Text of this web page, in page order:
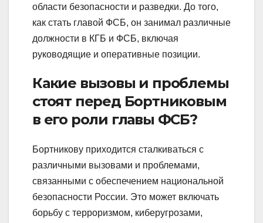
области безопасности и разведки. До того,
как стать главой ФСБ, он занимал различные
должности в КГБ и ФСБ, включая
руководящие и оперативные позиции.
Какие вызовы и проблемы
стоят перед Бортниковым
в его роли главы ФСБ?
Бортникову приходится сталкиваться с
различными вызовами и проблемами,
связанными с обеспечением национальной
безопасности России. Это может включать
борьбу с терроризмом, киберугрозами,